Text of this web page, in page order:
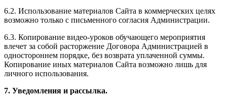
6.2. Использование материалов Сайта в коммерческих целях
возможно только с письменного согласия Администрации.
6.3. Копирование видео-уроков обучающего мероприятия
влечет за собой расторжение Договора Администрацией в
одностороннем порядке, без возврата уплаченной суммы.
Копирование иных материалов Сайта возможно лишь для
личного использования.
7. Уведомления и рассылка.